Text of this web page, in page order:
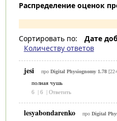
Распределение оценок
Сортировать по: Дате
Количеству ответов
jesi про Digital Physiognomy 1.78[22-
полная чушь
6
| 6 | Ответить
lesyabondarenko про Digital